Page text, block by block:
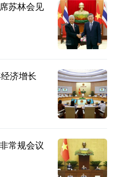
苏林会见
济增长
常规会议